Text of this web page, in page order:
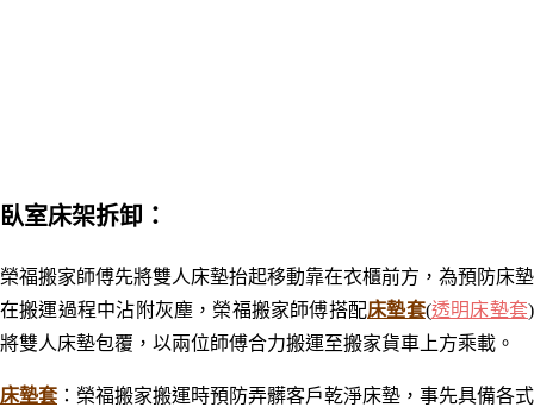
臥室床架拆卸：
榮福搬家師傅先將雙人床墊抬起移動靠在衣櫃前方，為預防床墊
在搬運過程中沾附灰塵，榮福搬家師傅搭配床墊套(透明床墊套)
將雙人床墊包覆，以兩位師傅合力搬運至搬家貨車上方乘載。
床墊套： 榮福搬家搬運時預防弄髒客戶乾淨床墊，事先具備各式